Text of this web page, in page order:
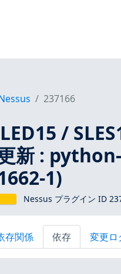
237166
/
新 :
1)
Nessus プラグイン ID
存関係 依存 変更ロ